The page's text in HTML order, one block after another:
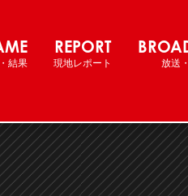
結果
REPORT
現地レポート 放送